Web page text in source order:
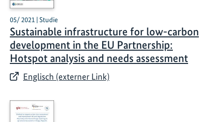
05/ 2021 | Studie
Sustainable infrastructure for low-carbon
development in the EU Partnership:
Hotspot analysis and needs assessment
Englisch (externer Link)